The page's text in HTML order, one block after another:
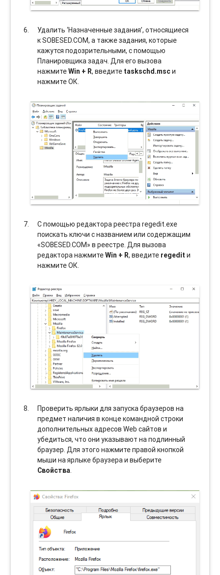
Удалить ‘Назначенные задания’, относящиеся
к SOBESED.COM, а также задания, которые
кажутся подозрительными, с помощью
Планировщика задач. Для его вызова
нажмитеWin + R, введите taskschd.mscи
нажмите ОК.
С помощью редактора реестра regedit.exe
поискать ключи с названием или содержащим
«SOBESED.COM» в реестре. Для вызова
редактора нажмитеWin + R, введите regedit и
нажмите ОК.
Проверить ярлыки для запуска браузеров на
предмет наличия в конце командной строки
дополнительных адресов Web сайтов и
убедиться, что они указывают на подлинный
браузер. Для этого нажмите правой кнопкой
мыши на ярлыке браузера и выберите
Свойства.